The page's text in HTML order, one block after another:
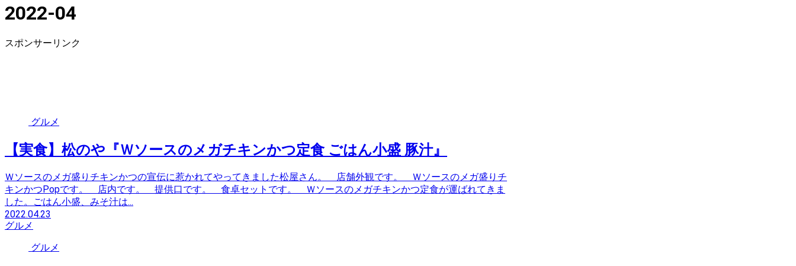
2022-04
スポンサーリンク
グルメ
【実食】松のや『Ｗソースのメガチキンかつ定食 ごはん小盛 豚汁』
Ｗソースのメガ盛りチキンかつの宣伝に惹かれてやってきました松屋さん。 店舗外観です。 Ｗソースのメガ盛りチ
キンかつPopです。 店内です。 提供口です。 食卓セットです。 Ｗソースのメガチキンかつ定食が運ばれてきま
した。ごはん小盛、みそ汁は...
2022.04.23
グルメ
グルメ